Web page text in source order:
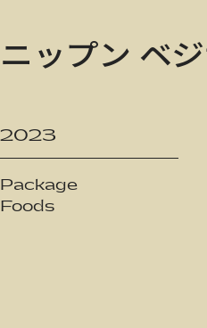
ニップン ベ
2023
Package
Foods